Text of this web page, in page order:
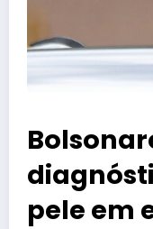
pele em